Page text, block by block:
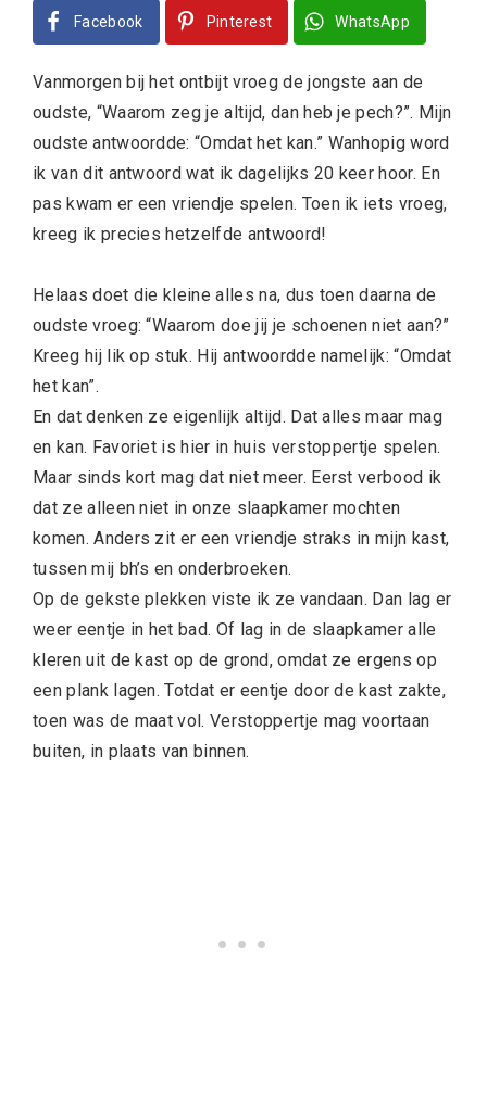
Facebook Pinterest WhatsApp
Vanmorgen bij het ontbijt vroeg de jongste aan de
oudste, “Waarom zeg je altijd, dan heb je pech?”. Mijn
oudste antwoordde: “Omdat het kan.” Wanhopig word
ik van dit antwoord wat ik dagelijks 20 keer hoor. En
pas kwam er een vriendje spelen. Toen ik iets vroeg,
kreeg ik precies hetzelfde antwoord!
Helaas doet die kleine alles na, dus toen daarna de
oudste vroeg: “Waarom doe jij je schoenen niet aan?”
Kreeg hij lik op stuk. Hij antwoordde namelijk: “Omdat
het kan”.
En dat denken ze eigenlijk altijd. Dat alles maar mag
en kan. Favoriet is hier in huis verstoppertje spelen.
Maar sinds kort mag dat niet meer. Eerst verbood ik
dat ze alleen niet in onze slaapkamer mochten
komen. Anders zit er een vriendje straks in mijn kast,
tussen mij bh’s en onderbroeken.
Op de gekste plekken viste ik ze vandaan. Dan lag er
weer eentje in het bad. Of lag in de slaapkamer alle
kleren uit de kast op de grond, omdat ze ergens op
een plank lagen. Totdat er eentje door de kast zakte,
toen was de maat vol. Verstoppertje mag voortaan
buiten, in plaats van binnen.